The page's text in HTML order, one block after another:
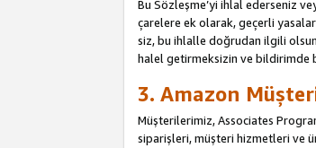
Bu Sözleşme’yi ihlal ederseniz
çarelere ek olarak, geçerli
siz, bu ihlalle doğrudan ilgili
halel getirmeksizin ve bildirimde
3. Amazon
Müşterilerimiz, Associates
siparişleri, müşteri hizmetleri ve